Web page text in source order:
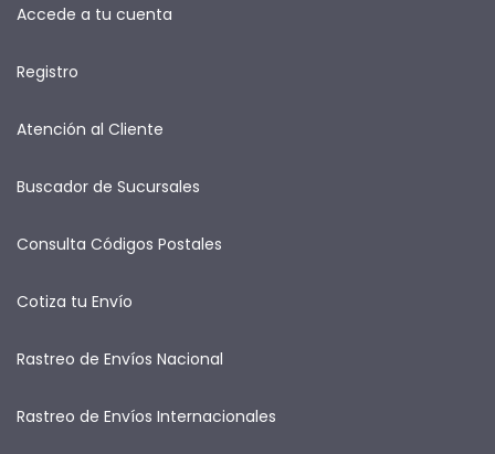
Accede a tu cuenta
Registro
Atención al Cliente
Buscador de Sucursales
Consulta Códigos Postales
Cotiza tu Envío
Rastreo de Envíos Nacional
Rastreo de Envíos Internacionales